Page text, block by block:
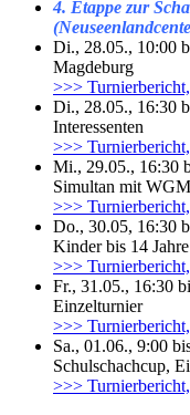
4. Etappe zur
Di., 28.05., 10:00
Magdeburg
>>>
Di., 28.05., 16:30
Interessenten
>>>
Mi., 29.05., 16:30
Simultan mit
>>>
Do., 30.05, 16:30
Kinder bis 14 Jahre
>>>
Fr., 31.05., 16:30
Einzelturnier
>>>
Sa., 01.06., 9:00
Schulschachcup,
>>>